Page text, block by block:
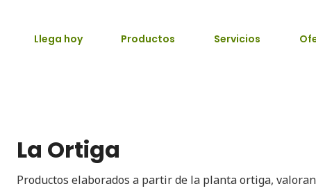
Llega hoy Productos Servicios
La Ortiga
Productos elaborados a partir de la planta ortiga,